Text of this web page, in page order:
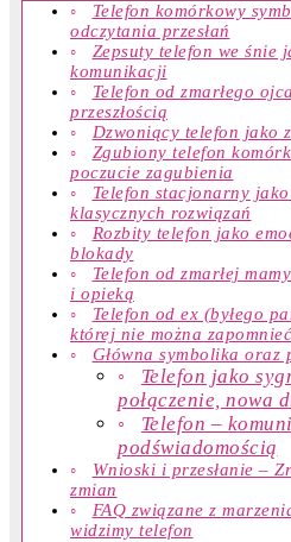
Telefon komórkowy
odczytania przesłań
Zepsuty telefon we śnie
komunikacji
Telefon od zmarłego
przeszłością
Dzwoniący telefon jako
Zgubiony telefon
poczucie zagubienia
Telefon stacjonarny
klasycznych rozwiązań
Rozbity telefon jako
blokady
Telefon od zmarłej
i opieką
Telefon od ex (byłego
której nie można zapomnieć
Główna symbolika oraz
Telefon jako
połączenie, nowa
Telefon –
podświadomością
Wnioski i przesłanie –
zmian
FAQ związane z
widzimy telefon